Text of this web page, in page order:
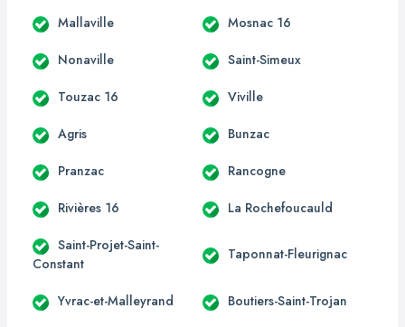
Mallaville Mosnac 16
Nonaville Saint-Simeux
Touzac 16 Viville
Agris Bunzac
Pranzac Rancogne
Rivières 16 La Rochefoucauld
Saint-Projet-Saint-
Constant
Taponnat-Fleurignac
Yvrac-et-Malleyrand Boutiers-Saint-Trojan